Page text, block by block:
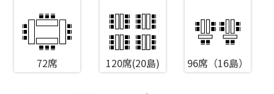
72席 120席(20島) 96席（16島）